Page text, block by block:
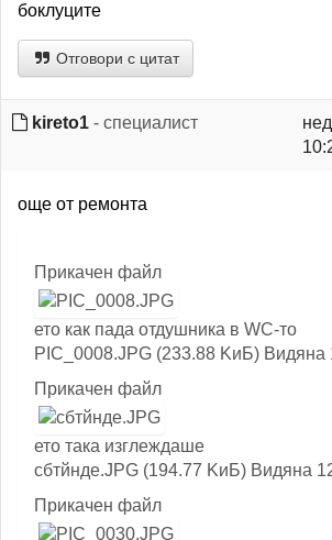
боклуците
Отговори с цитат
kireto1 - специалист
още от ремонта
Прикачен файл
ето как пада отдушника в WC-то
PIC_0008.JPG (233.88 KиБ) Видяна
Прикачен файл
ето така изглеждаше
сбтйнде.JPG (194.77 KиБ) Видяна
Прикачен файл